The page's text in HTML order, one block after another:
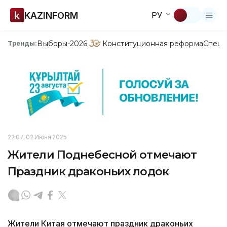
KAZINFORM РУ
Тренды:Выборы-2026 Конституционная реформа
22:07, 02 Июня 2025
Жители Поднебесной отмечают
Праздник драконьих лодок
Жители Китая отмечают праздник драконьих